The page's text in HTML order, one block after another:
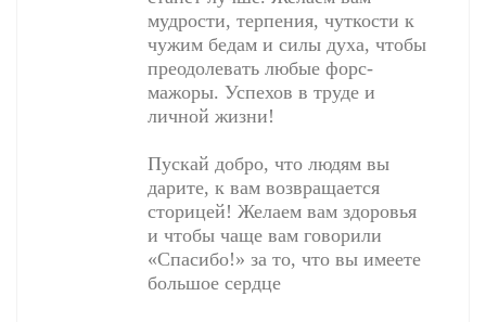
мудрости, терпения, чуткости к
чужим бедам и силы духа, чтобы
преодолевать любые форс-
мажоры. Успехов в труде и
личной жизни!
Пускай добро, что людям вы
дарите, к вам возвращается
сторицей! Желаем вам здоровья
и чтобы чаще вам говорили
«Спасибо!» за то, что вы имеете
большое сердце